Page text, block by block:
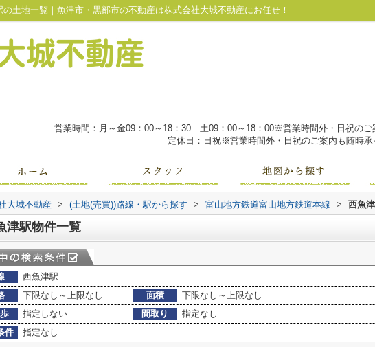
の土地一覧｜魚津市・黒部市の不動産は株式会社大城不動産にお任せ！
営業時間：月～金09：00～18：30 土09：00～18：00※営業時間外・日祝のご
定休日：日祝※営業時間外・日祝のご案内も随時
大城不動産 > (土地(売買))路線・駅から探す > 富山地方鉄道富山地方鉄道本線 > 西魚
津駅物件一覧
西魚津駅
下限なし～上限なし 面積
下限なし～上限なし
指定しない 間取り
指定なし
件
指定なし